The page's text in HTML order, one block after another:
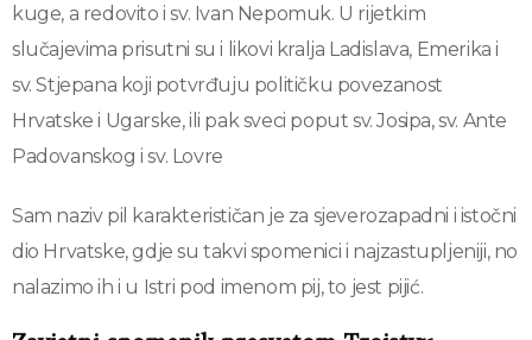
kuge, a redovito i sv. Ivan Nepomuk. U rijetkim
slučajevima prisutni su i likovi kralja Ladislava, Emerika i
sv. Stjepana koji potvrđuju političku povezanost
Hrvatske i Ugarske, ili pak sveci poput sv. Josipa, sv. Ante
Padovanskog i sv. Lovre
Sam naziv pil karakterističan je za sjeverozapadni i istočni
dio Hrvatske, gdje su takvi spomenici i najzastupljeniji, no
nalazimo ih i u Istri pod imenom pij, to jest pijić.